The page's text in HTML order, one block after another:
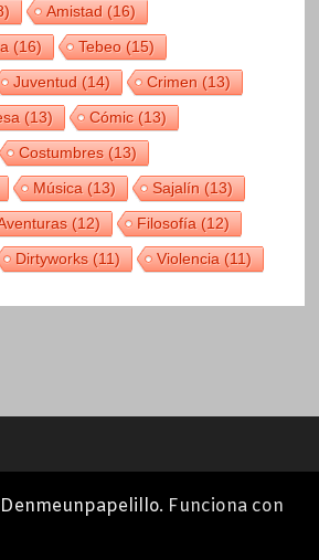
Amistad(16)
(16) Tebeo(15)
Juventud(14) Crimen(13)
(13) Cómic(13)
Costumbres(13)
Música(13) Sajalín(13)
(12) Filosofía(12)
Dirtyworks(11) Violencia(11)
Denmeunpapelillo. Funciona con